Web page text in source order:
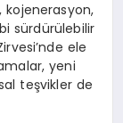
kojenerasyon,
sürdürülebilir
ele
yeni
teşvikler de